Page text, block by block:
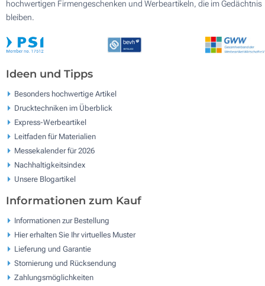
hochwertigen Firmengeschenken und Werbeartikeln, die im Gedächtnis
bleiben.
Ideen und Tipps
Besonders hochwertige Artikel
Drucktechniken im Überblick
Express-Werbeartikel
Leitfaden für Materialien
Messekalender für 2026
Nachhaltigkeitsindex
Unsere Blogartikel
Informationen zum Kauf
Informationen zur Bestellung
Hier erhalten Sie Ihr virtuelles Muster
Lieferung und Garantie
Stornierung und Rücksendung
Zahlungsmöglichkeiten